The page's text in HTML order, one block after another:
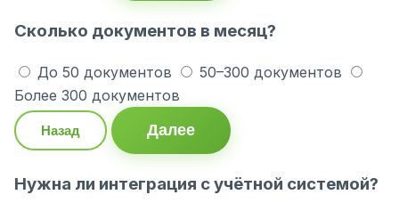
Сколько документов в месяц?
До 50 документов
50–300 документов
Более 300 документов
Назад Далее
Нужна ли интеграция с учётной системой?